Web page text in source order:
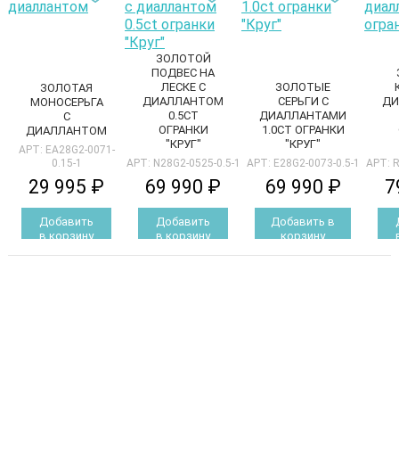
ЗОЛОТАЯ
МОНОСЕРЬГА
С
ДИАЛЛАНТОМ
АРТ: EA28G2-0071-
0.15-1
29 995 ₽
Добавить
в корзину
ЗОЛОТОЙ
ПОДВЕС НА
ЛЕСКЕ С
ДИАЛЛАНТОМ
0.5CT
ОГРАНКИ
"КРУГ"
АРТ: N28G2-0525-0.5-1
69 990 ₽
Добавить
в корзину
ЗОЛОТЫЕ
СЕРЬГИ С
ДИАЛЛАНТАМИ
1.0CT ОГРАНКИ
"КРУГ"
АРТ: E28G2-0073-0.5-1
69 990 ₽
Добавить в
корзину
АРТ: